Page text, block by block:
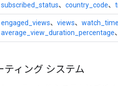
subscribed_status、 country_code、
engaged_views、 views、
average_view_duration_percentage、
ティング システム